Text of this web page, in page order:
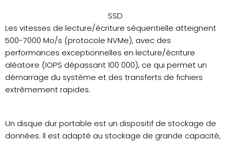
SSD
Les vitesses de lecture/écriture séquentielle atteignent
500-7000 Mo/s (protocole NVMe), avec des
performances exceptionnelles en lecture/écriture
aléatoire (IOPS dépassant 100 000), ce qui permet un
démarrage du système et des transferts de fichiers
extrêmement rapides.
Un disque dur portable est un dispositif de stockage de
données. Il est adapté au stockage de grande capacité,